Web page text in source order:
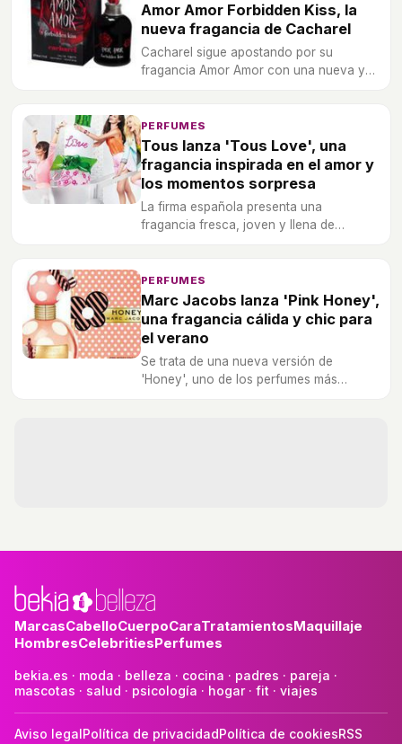
Amor Amor Forbidden Kiss, la
nueva fragancia de Cacharel
Cacharel sigue apostando por su
fragancia Amor Amor con una nueva y
PERFUMES
Tous lanza 'Tous Love', una
fragancia inspirada en el amor y
los momentos sorpresa
La firma española presenta una
fragancia fresca, joven y llena de
PERFUMES
Marc Jacobs lanza 'Pink Honey',
una fragancia cálida y chic para
el verano
Se trata de una nueva versión de
'Honey', uno de los perfumes más
MarcasCabelloCuerpoCaraTratamientosMaquillaje
HombresCelebritiesPerfumes
bekia.es · moda · belleza · cocina · padres · pareja ·
mascotas · salud · psicología · hogar· fit · viajes
Aviso legalPolítica de privacidadPolítica de cookiesRSS